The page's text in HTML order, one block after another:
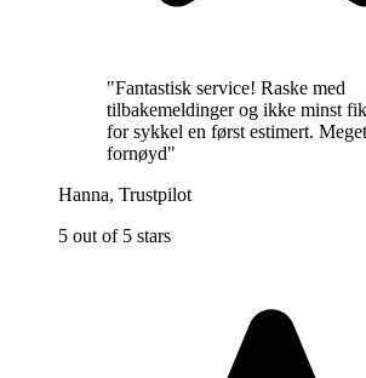
"Fantastisk service! Raske med
tilbakemeldinger og ikke minst
for sykkel en først estimert. Meget
fornøyd"
Hanna, Trustpilot
5 out of 5 stars